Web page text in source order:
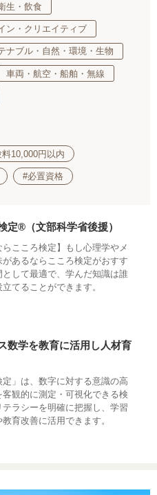
生・飲食
ン・クリエイティブ
ナブル・自然・環境・生物
車両・航空・船舶・無線
料10,000円以内
#必置資格
定®（文部科学省後援）
らこころ検定】もし心理学やメ
があるならこころ検定がおすす
して最適で、学んだ知識は誰
てることができます。
数学を教育に活用し人材育
定」は、数字に対する意識の高
観的に測定・可視化できる検
ラシーを明確に把握し、学習
育改善に活用できます。